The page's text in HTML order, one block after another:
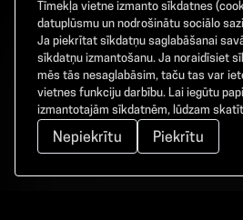
Facebook TikTok
©2026GAMMA. Visas
Tīmekļa vietne izmanto sīkdatnes
datuplūsmu un nodrošinātu sociālo
Ja piekrītat sīkdatņu saglabāšanai
sīkdatņu izmantošanu. Ja noraidīsiet
mēs tās nesaglabāsim, taču tas var
vietnes funkciju darbību. Lai iegūtu
izmantotajām sīkdatnēm, lūdzam
Nepiekrītu Piekrītu